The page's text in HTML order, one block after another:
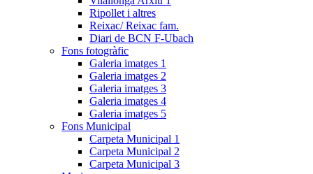
Ripollet i altres
Reixac/ Reixac fam.
Diari de BCN F-Ubach
Fons fotogràfic
Galeria imatges 1
Galeria imatges 2
Galeria imatges 3
Galeria imatges 4
Galeria imatges 5
Fons Municipal
Carpeta Municipal 1
Carpeta Municipal 2
Carpeta Municipal 3